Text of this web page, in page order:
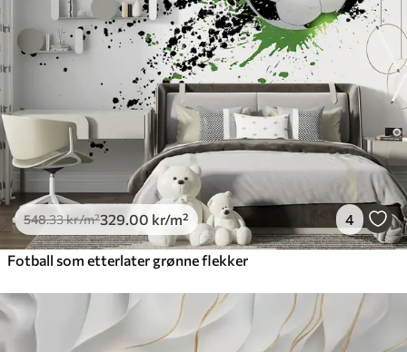
548.33kr/m²329 .00 kr/m² 4
Fotball som etterlater grønne flekker